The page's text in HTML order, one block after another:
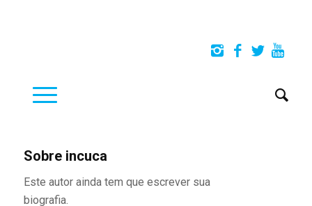
Sobre incuca
Este autor ainda tem que escrever sua
biografia.